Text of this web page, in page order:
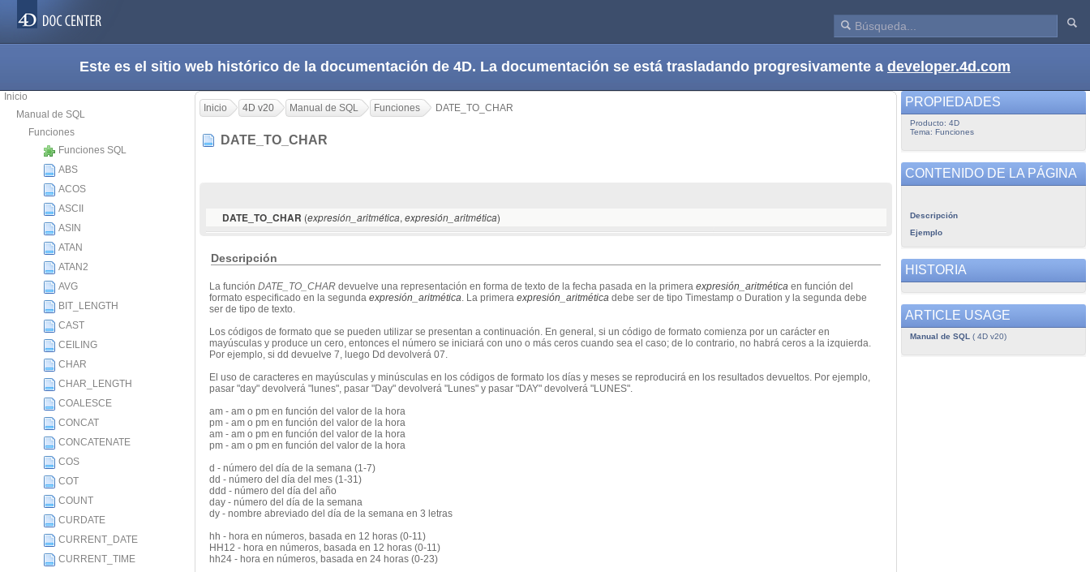
Este es el sitio web histórico de la documentación de 4D. La documentación se está trasladando progresivamente a developer.4d.com
Inicio
Manual de SQL
Funciones
Funciones SQL
ABS
ACOS
ASCII
ASIN
ATAN
ATAN2
AVG
BIT_LENGTH
CAST
CEILING
CHAR
CHAR_LENGTH
COALESCE
CONCAT
CONCATENATE
COS
COT
COUNT
CURDATE
CURRENT_DATE
CURRENT_TIME
Inicio 4D v20 Manual de SQL Funciones DATE_TO_CHAR
DATE_TO_CHAR
DATE_TO_CHAR (expresión_aritmética, expresión_aritmética)
Descripción
La función DATE_TO_CHAR devuelve una representación en forma de texto de la fecha pasada en la primera expresión_aritmética en función del
formato especificado en la segunda expresión_aritmética. La primera expresión_aritmética debe ser de tipo Timestamp o Duration y la segunda debe
ser de tipo de texto.
Los códigos de formato que se pueden utilizar se presentan a continuación. En general, si un código de formato comienza por un carácter en
mayúsculas y produce un cero, entonces el número se iniciará con uno o más ceros cuando sea el caso; de lo contrario, no habrá ceros a la izquierda.
Por ejemplo, si dd devuelve 7, luego Dd devolverá 07.
El uso de caracteres en mayúsculas y minúsculas en los códigos de formato los días y meses se reproducirá en los resultados devueltos. Por ejemplo,
pasar "day" devolverá "lunes", pasar "Day" devolverá "Lunes" y pasar "DAY" devolverá "LUNES".
am - am o pm en función del valor de la hora
pm - am o pm en función del valor de la hora
am - am o pm en función del valor de la hora
pm - am o pm en función del valor de la hora
d - número del día de la semana (1-7)
dd - número del día del mes (1-31)
ddd - número del día del año
day - número del día de la semana
dy - nombre abreviado del día de la semana en 3 letras
hh - hora en números, basada en 12 horas (0-11)
HH12 - hora en números, basada en 12 horas (0-11)
hh24 - hora en números, basada en 24 horas (0-23)
PROPIEDADES
Producto: 4D
Tema: Funciones
CONTENIDO DE LA PÁGINA
Descripción
Ejemplo
HISTORIA
ARTICLE USAGE
Manual de SQL ( 4D v20)